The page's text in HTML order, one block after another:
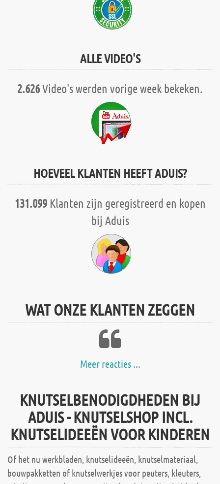
ALLE VIDEO'S
2.626Video's werden vorige week bekeken.
HOEVEEL KLANTEN HEEFT ADUIS?
131.099Klanten zijn geregistreerd en kopen
bij Aduis
WAT ONZE KLANTEN ZEGGEN
Meer reacties ...
KNUTSELBENODIGDHEDEN BIJ
ADUIS - KNUTSELSHOP INCL.
KNUTSELIDEEËN VOOR KINDEREN
Of het nu werkbladen, knutselideeën, knutselmateriaal,
bouwpakketten of knutselwerkjes voor peuters, kleuters,